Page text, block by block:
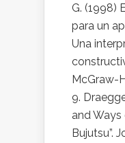
G. (1998)
para un
Una
McGraw-
and Ways
Bujutsu”.